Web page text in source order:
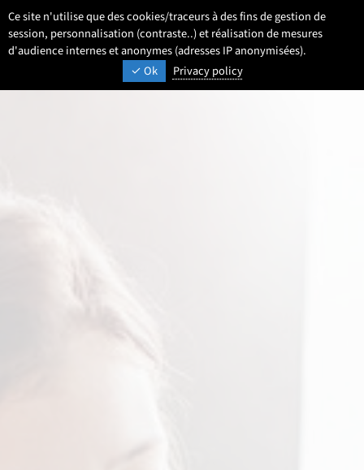
Ce site n'utilise que des cookies/traceurs à des fins de gestion de
session, personnalisation (contraste..) et réalisation de mesures
d'audience internes et anonymes (adresses IP anonymisées).
Ok
Privacy policy
Aller
au
contenu
Aller
au
menu
Aller
au
pied
page
UNIVERSITÉ DE LILLE
INSPIRONS DEMAIN
ParamétrageSélectionner une
FR
- Français